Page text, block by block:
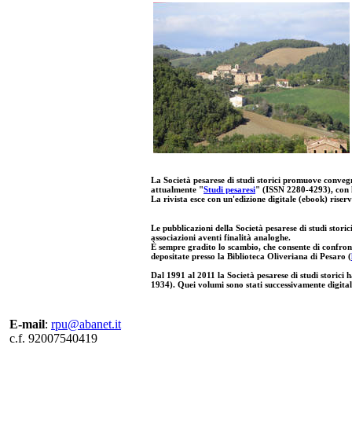
La Società pesarese di studi storici promuove
attualmente "Studi pesaresi" (ISSN 2280-4293),
La rivista esce con un'edizione digitale (ebook)
Le pubblicazioni della Società pesarese di studi
associazioni aventi finalità analoghe.
È sempre gradito lo scambio, che consente di
depositate presso la Biblioteca Oliveriana di Pesaro (
Dal 1991 al 2011 la Società pesarese di studi storici
1934). Quei volumi sono stati successivamente
E-mail: rpu@abanet.it
c.f. 92007540419